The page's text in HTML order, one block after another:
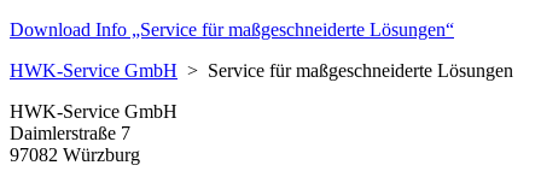
Download Info „Service für maßgeschneiderte Lösungen“
HWK-Service GmbH > Service für maßgeschneiderte Lösungen
HWK-Service GmbH
Daimlerstraße 7
97082 Würzburg